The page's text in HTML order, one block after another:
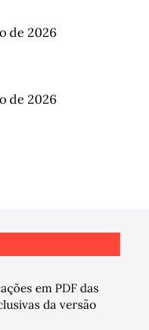
de 2026
de 2026
em PDF das
da versão